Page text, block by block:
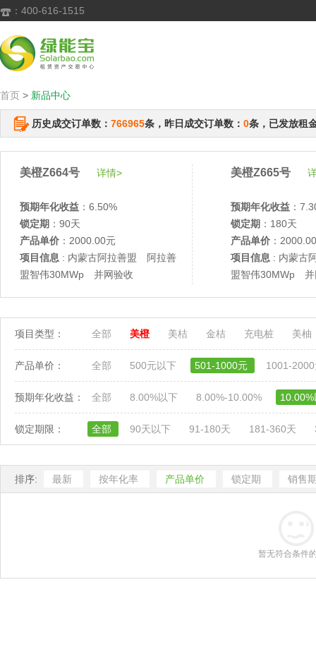
 ：400-616-1515
首页 > 新品中心
历史成交订单数： 766965条，昨日成交订单数： 0条，已发放租
美橙Z664号 详情>
预期年化收益 ：6.50%
锁定期 ：90天
产品单价 ：2000.00元
项目信息 : 内蒙古阿拉善盟 阿拉善
盟智伟30MWp 并网验收
美橙Z665号
预期年化收益 ：
锁定期 ：180天
产品单价 ：
项目信息 : 内蒙古
盟智伟30MWp 并
项目类型： 全部 美橙 美桔 金桔 充电桩 美柚
产品单价： 全部 500元以下 501-1000元 1001-
预期年化收益： 全部 8.00%以下 8.00%-10.00%
锁定期限： 全部 90天以下 91-180天 181-360天
排序: 最新 按年化率 产品单价 锁定期 销售
暂无符合条件